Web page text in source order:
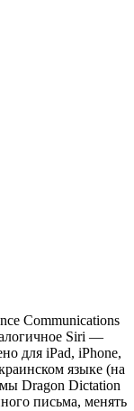
Communications
Siri —
для iPad, iPhone,
языке (на
Dragon Dictation
письма, менять